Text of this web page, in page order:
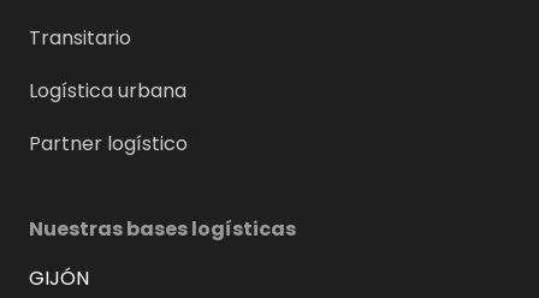
Transitario
Logística urbana
Partner logístico
Nuestras bases logísticas
GIJÓN